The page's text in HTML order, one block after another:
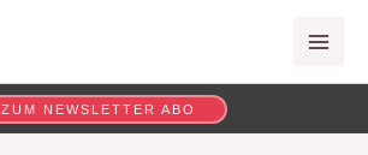
ZUM NEWSLETTER ABO